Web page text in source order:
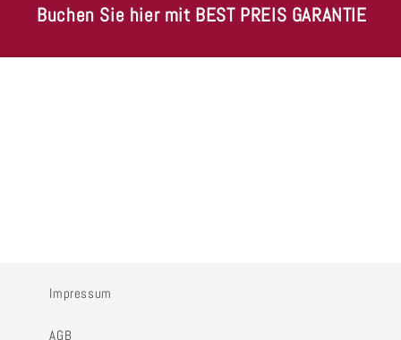
Buchen Sie hier mit BEST PREIS GARANTIE
Impressum
AGB